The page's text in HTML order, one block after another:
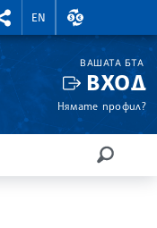
RIGHTMENU.SOCIAL
EN
ВАЛУТНИ
ВАШАТА БТА
ВХОД
Нямате профил?